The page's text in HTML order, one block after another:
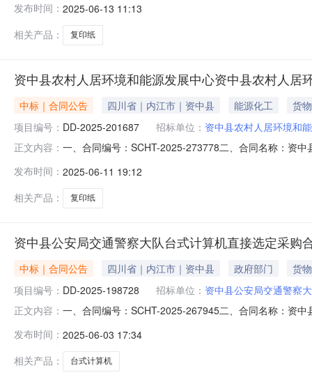
经营部地址：四川省内江市资中县水南镇成渝上街23号
发布时间： 2025-06-13 11:13
相关产品：
复印纸
资中县农村人居环境和能源发展中心资中县农村人
中标｜合同公告 四川省｜内江市｜资中县 能源化工
货物
项目编号： DD-2025-201687 招标单位： 资中县农村人居环境和
正文内容： 一、合同编号：SCHT-2025-273778二、合同名称：资
方)：资中县众联达计算机经营部地址：四川省内江市资
发布时间： 2025-06-11 19:12
相关产品：
复印纸
资中县公安局交通警察大队台式计算机直接选定采购
中标｜合同公告 四川省｜内江市｜资中县 政府部门
货物
项目编号： DD-2025-198728 招标单位： 资中县公安局交通警察
正文内容： 一、合同编号：SCHT-2025-267945二、合同名称：资
达计算机经营部地址：四川省内江市资中县水南镇成渝
发布时间： 2025-06-03 17:34
相关产品：
台式计算机